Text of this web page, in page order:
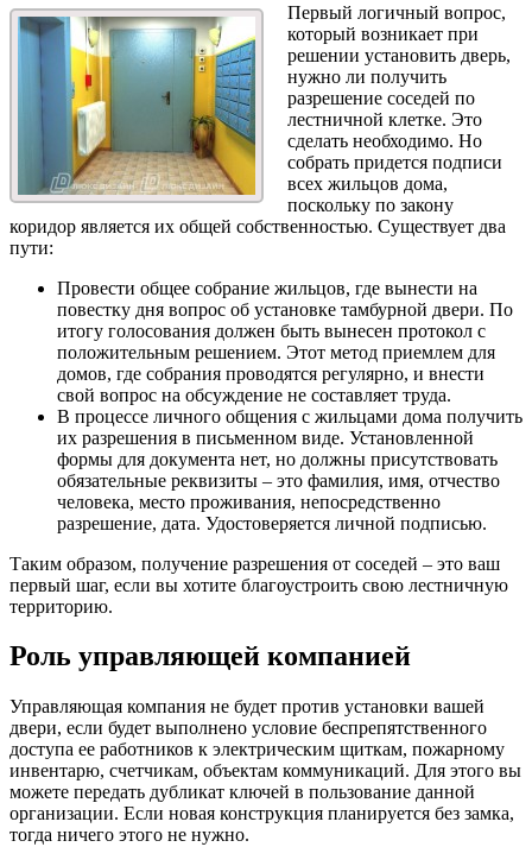
Первый логичный вопрос,
который возникает при
решении установить дверь,
нужно ли получить
разрешение соседей по
лестничной клетке. Это
сделать необходимо. Но
собрать придется подписи
всех жильцов дома,
поскольку по закону
коридор является их общей собственностью. Существует два
пути:
Провести общее собрание жильцов, где вынести на
повестку дня вопрос об установке тамбурной двери. По
итогу голосования должен быть вынесен протокол с
положительным решением. Этот метод приемлем для
домов, где собрания проводятся регулярно, и внести
свой вопрос на обсуждение не составляет труда.
В процессе личного общения с жильцами дома получить
их разрешения в письменном виде. Установленной
формы для документа нет, но должны присутствовать
обязательные реквизиты – это фамилия, имя, отчество
человека, место проживания, непосредственно
разрешение, дата. Удостоверяется личной подписью.
Таким образом, получение разрешения от соседей – это ваш
первый шаг, если вы хотите благоустроить свою лестничную
территорию.
Роль управляющей компанией
Управляющая компания не будет против установки вашей
двери, если будет выполнено условие беспрепятственного
доступа ее работников к электрическим щиткам, пожарному
инвентарю, счетчикам, объектам коммуникаций. Для этого вы
можете передать дубликат ключей в пользование данной
организации. Если новая конструкция планируется без замка,
тогда ничего этого не нужно.